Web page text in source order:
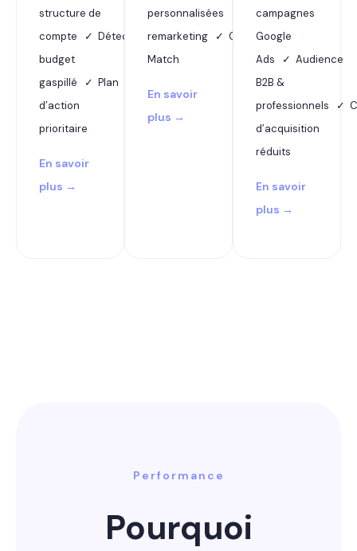
structure de
compte ✓ Détection
budget
gaspillé ✓ Plan
d’action
prioritaire
En savoir
plus →
personnalisées ✓ Dynamic
remarketing ✓ Customer
Match
En savoir
plus →
campagnes
Google
Ads ✓ Audience
B2B &
professionnels ✓
d’acquisition
réduits
En savoir
plus →
Performance
Pourquoi